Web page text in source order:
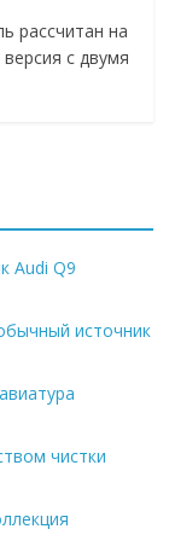
рассчитан на
с двумя
Audi Q9
источник
чистки